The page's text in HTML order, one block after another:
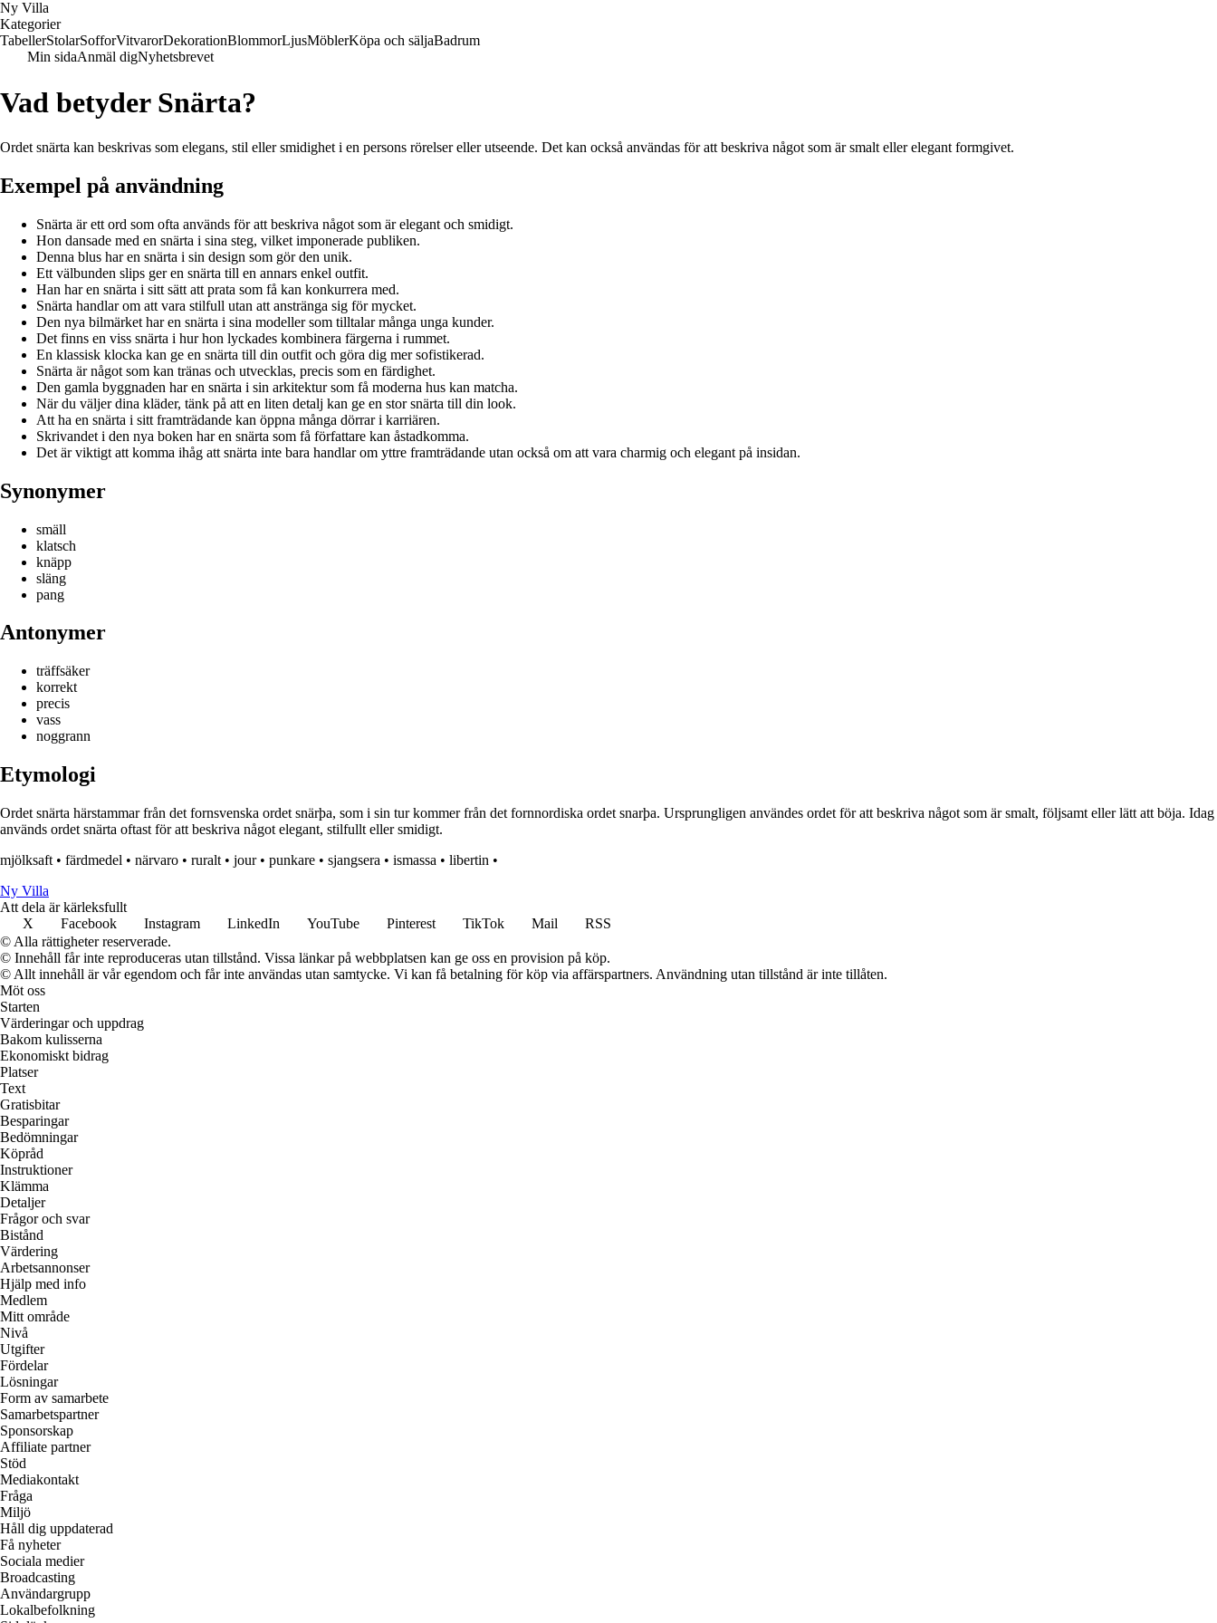
Ny Villa
Kategorier
TabellerStolarSofforVitvarorDekorationBlommorLjusMöblerKöpa och säljaBadrum
Min sidaAnmäl digNyhetsbrevet
Vad betyder Snärta?
Ordet snärta kan beskrivas som elegans, stil eller smidighet i en persons rörelser eller utseende. Det kan också användas för att beskriva något som är smalt eller elegant formgivet.
Exempel på användning
Snärta är ett ord som ofta används för att beskriva något som är elegant och smidigt.
Hon dansade med en snärta i sina steg, vilket imponerade publiken.
Denna blus har en snärta i sin design som gör den unik.
Ett välbunden slips ger en snärta till en annars enkel outfit.
Han har en snärta i sitt sätt att prata som få kan konkurrera med.
Snärta handlar om att vara stilfull utan att anstränga sig för mycket.
Den nya bilmärket har en snärta i sina modeller som tilltalar många unga kunder.
Det finns en viss snärta i hur hon lyckades kombinera färgerna i rummet.
En klassisk klocka kan ge en snärta till din outfit och göra dig mer sofistikerad.
Snärta är något som kan tränas och utvecklas, precis som en färdighet.
Den gamla byggnaden har en snärta i sin arkitektur som få moderna hus kan matcha.
När du väljer dina kläder, tänk på att en liten detalj kan ge en stor snärta till din look.
Att ha en snärta i sitt framträdande kan öppna många dörrar i karriären.
Skrivandet i den nya boken har en snärta som få författare kan åstadkomma.
Det är viktigt att komma ihåg att snärta inte bara handlar om yttre framträdande utan också om att vara charmig och elegant på insidan.
Synonymer
smäll
klatsch
knäpp
släng
pang
Antonymer
träffsäker
korrekt
precis
vass
noggrann
Etymologi
Ordet snärta härstammar från det fornsvenska ordet snärþa, som i sin tur kommer från det fornnordiska ordet snarþa. Ursprungligen användes ordet för att beskriva något som är smalt, följsamt eller lätt att böja. Idag
används ordet snärta oftast för att beskriva något elegant, stilfullt eller smidigt.
mjölksaft • färdmedel • närvaro • ruralt • jour• punkare • sjangsera • ismassa • libertin •
Ny Villa
Att dela är kärleksfullt
X
Facebook Instagram LinkedIn YouTube Pinterest TikTok Mail
RSS
© Alla rättigheter reserverade.
© Innehåll får inte reproduceras utan tillstånd. Vissa länkar på webbplatsen kan ge oss en provision på köp.
© Allt innehåll är vår egendom och får inte användas utan samtycke. Vi kan få betalning för köp via affärspartners. Användning utan tillstånd är inte tillåten.
Möt oss
Starten
Värderingar och uppdrag
Bakom kulisserna
Ekonomiskt bidrag
Platser
Text
Gratisbitar
Besparingar
Bedömningar
Köpråd
Instruktioner
Klämma
Detaljer
Frågor och svar
Bistånd
Värdering
Arbetsannonser
Hjälp med info
Medlem
Mitt område
Nivå
Utgifter
Fördelar
Lösningar
Form av samarbete
Samarbetspartner
Sponsorskap
Affiliate partner
Stöd
Mediakontakt
Fråga
Miljö
Håll dig uppdaterad
Få nyheter
Sociala medier
Broadcasting
Användargrupp
Lokalbefolkning